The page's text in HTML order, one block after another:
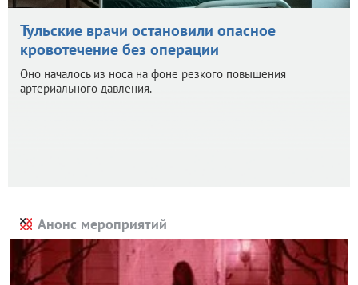
Тульские врачи остановили опасное
кровотечение без операции
Оно началось из носа на фоне резкого повышения
артериального давления.
Анонс мероприятий